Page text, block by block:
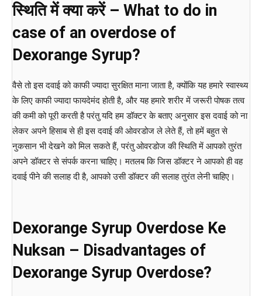
स्थिति में क्या करें – What to do in
case of an overdose of
Dexorange Syrup?
वैसे तो इस दवाई को काफी ज्यादा सुरक्षित माना जाता है, क्योंकि यह हमारे स्वास्थ्य
के लिए काफी ज्यादा फायदेमंद होती है, और यह हमारे शरीर में जरूरी पोषक तत्व
की कमी को पूरी करती है परंतु यदि हम डॉक्टर के बताए अनुसार इस दवाई को ना
लेकर अपने हिसाब से ही इस दवाई की ओवरडोज ले लेते हैं, तो हमें बहुत से
नुकसान भी देखने को मिल सकते हैं, परंतु ओवरडोज की स्थिति में आपको तुरंत
अपने डॉक्टर से संपर्क करना चाहिए। मतलब कि जिस डॉक्टर ने आपको ही वह
दवाई पीने की सलाह दी है, आपको उसी डॉक्टर की सलाह तुरंत लेनी चाहिए।
Dexorange Syrup Overdose Ke
Nuksan – Disadvantages of
Dexorange Syrup Overdose?